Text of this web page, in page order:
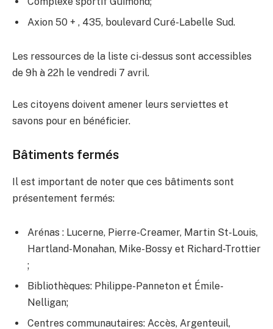
Axio​n 50 + , 435, boulevard Curé-Labelle Sud​.
Les ressources de la liste ci-dessus sont accessibles
de 9h à 22h le vendredi 7 avril.
Les citoyens doivent amener leurs serviettes et
savons pour en bénéficier.
Bâtiments fermés
Il est important de noter que ces bâtiments sont
présentement fermés:
Arénas : Lucerne, Pierre-Creamer, Martin St-Louis,
Hartland-Monahan, Mike-Bossy et Richard-Trottier​
;
Bibliothèques: Philippe-Panneton et Émile-
Nelligan;
Centres communautaires: Acc​ès, Argenteuil,